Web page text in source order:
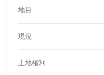
地目
現況
土地権利